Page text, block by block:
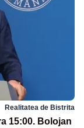
Realitatea de Bistrita
15:00. Bolojan